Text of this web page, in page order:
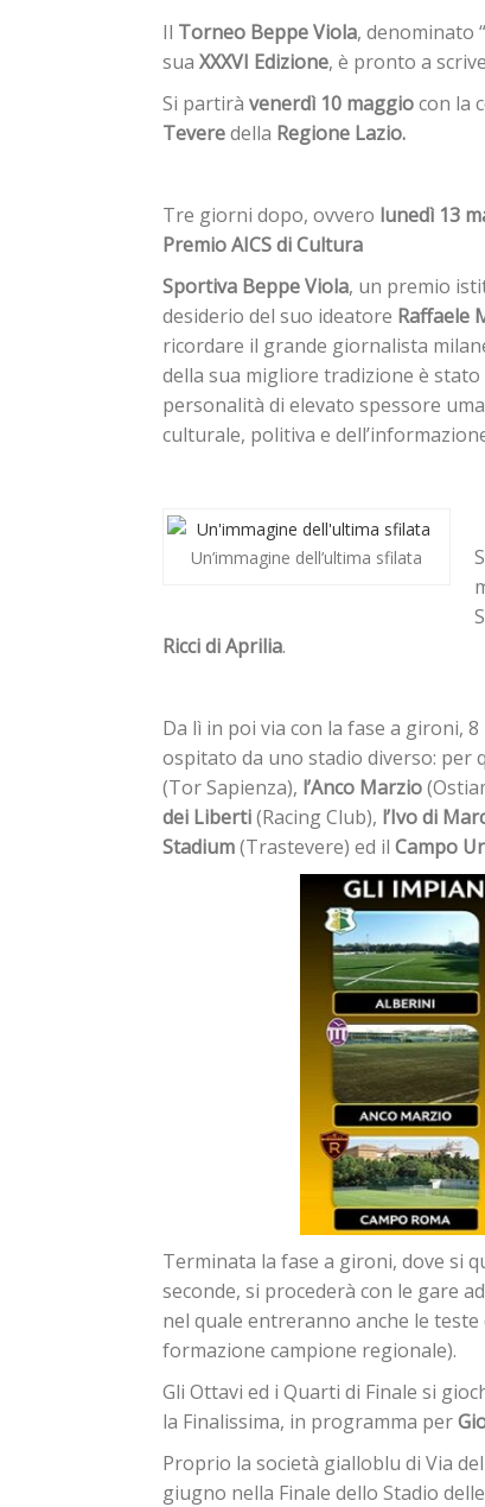
Il Torneo Beppe Viola, denominato “
sua XXXVI Edizione, è pronto a
Si partirà venerdì 10 maggiocon la
Teveredella Regione Lazio.
Tre giorni dopo, ovvero lunedì 13
Premio AICS di Cultura
Sportiva Beppe Viola, un premio
desiderio del suo ideatore Raffaele
ricordare il grande giornalista
della sua migliore tradizione è stato
personalità di elevato spessore
culturale, politiva e
Un’immagine dell’ultima sfilata
Ricci di Aprilia.
Da lì in poi via con la fase a gironi,
ospitato da uno stadio diverso: per
(Tor Sapienza), l’Anco Marzio
dei Liberti(Racing Club), l’Ivo di
Stadium(Trastevere) ed il Campo
Terminata la fase a gironi, dove si
seconde, si procederà con le gare
nel quale entreranno anche le
formazione campione regionale).
Gli Ottavi ed i Quarti di Finale si
la Finalissima, in programma per
Proprio la società gialloblu di Via
giugno nella Finale dello Stadio